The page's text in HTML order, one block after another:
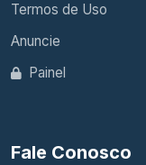
Termos de Uso
Anuncie
Painel
Fale Conosco